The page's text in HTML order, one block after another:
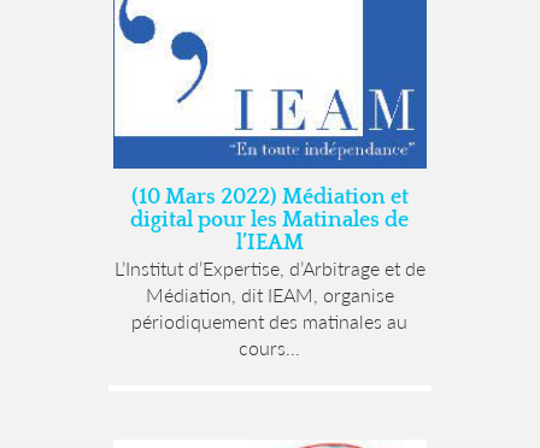
(10 Mars 2022) Médiation et
digital pour les Matinales de
l’IEAM
L’Institut d’Expertise, d’Arbitrage et de
Médiation, dit IEAM, organise
périodiquement des matinales au
cours...